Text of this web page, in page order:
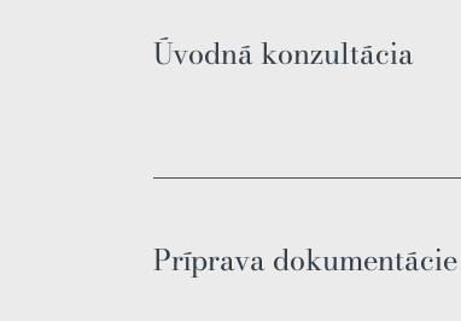
Úvodná konzultácia
Príprava dokumentácie